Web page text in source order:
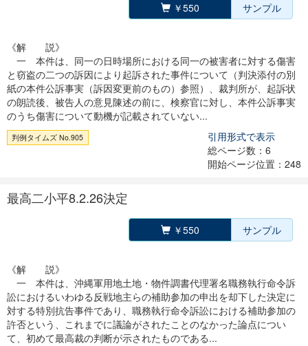
￥550 サンプル
《解 説》
一 本件は、同一の日時場所における同一の被害者に対する傷害
と窃盗の二つの訴因により起訴された事件について（判決添付の別
紙の本件公訴事実（訴因変更前のもの）参照）、裁判所が、起訴状
の朗読後、被告人の意見陳述の前に、検察官に対し、本件公訴事実
のうち傷害について動機が記載されていない...
判例タイムズ No.905
引用形式で表示
総ページ数：6
開始ページ位置：248
最高二小平8.2.26決定
￥550 サンプル
《解 説》
一 本件は、沖縄軍用地土地・物件調書代理署名職務執行命令訴
訟におけるいわゆる反戦地主らの補助参加の申出を却下した決定に
対する特別抗告事件であり、職務執行命令訴訟における補助参加の
許否という、これまでに議論がされたことのなかった論点につい
て、初めて最高裁の判断が示されたものである...